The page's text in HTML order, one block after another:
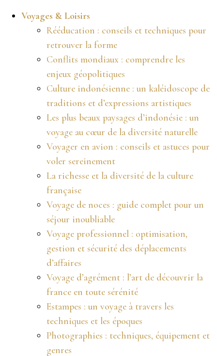
Voyages & Loisirs
Rééducation : conseils et techniques pour
retrouver la forme
Conflits mondiaux : comprendre les
enjeux géopolitiques
Culture indonésienne : un kaléidoscope de
traditions et d’expressions artistiques
Les plus beaux paysages d’indonésie : un
voyage au cœur de la diversité naturelle
Voyager en avion : conseils et astuces pour
voler sereinement
La richesse et la diversité de la culture
française
Voyage de noces : guide complet pour un
séjour inoubliable
Voyage professionnel : optimisation,
gestion et sécurité des déplacements
d’affaires
Voyage d’agrément : l’art de découvrir la
france en toute sérénité
Estampes : un voyage à travers les
techniques et les époques
Photographies : techniques, équipement et
genres